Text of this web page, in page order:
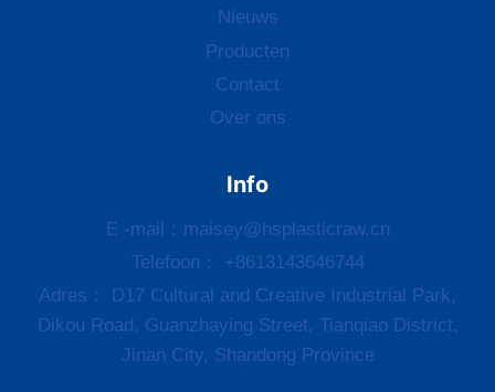
Nieuws
Producten
Contact
Over ons
Info
E -mail： maisey@hsplasticraw.cn
Telefoon： +8613143646744
Adres：
D17 Cultural and Creative Industrial Park,
Dikou Road , Guanzhaying Street, Tianqiao District,
Jinan City, Shandong Province